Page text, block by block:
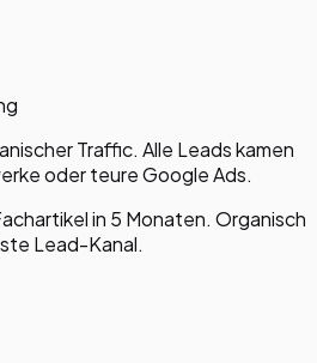
Traffic. Alle Leads kamen
oder teure Google Ads.
in 5 Monaten. Organisch
Lead-Kanal.